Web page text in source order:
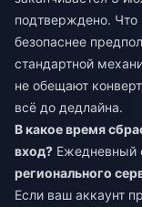
подтверждено. Что
безопаснее
стандартной
не обещают
всё до дедлайна.
В какое время
вход? Ежедневный
регионального
Если ваш аккаунт